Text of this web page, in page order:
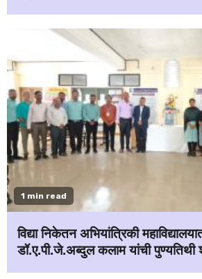
1 min read
विद्या निकेतन अभियांत्रिकी
डॉ.ए.पी.जे.अब्दुल कलाम यांची पुण्यतिथी